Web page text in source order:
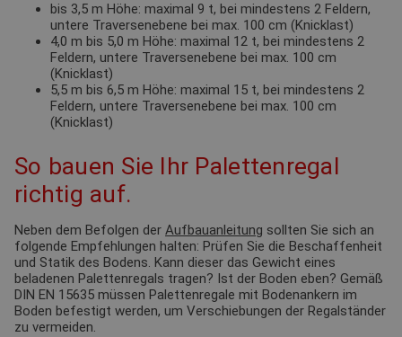
bis 3,5 m Höhe: maximal 9 t, bei mindestens 2 Feldern,
untere Traversenebene bei max. 100 cm (Knicklast)
4,0 m bis 5,0 m Höhe: maximal 12 t, bei mindestens 2
Feldern, untere Traversenebene bei max. 100 cm
(Knicklast)
5,5 m bis 6,5 m Höhe: maximal 15 t, bei mindestens 2
Feldern, untere Traversenebene bei max. 100 cm
(Knicklast)
So bauen Sie Ihr Palettenregal
richtig auf.
Neben dem Befolgen der Aufbauanleitung sollten Sie sich an
folgende Empfehlungen halten: Prüfen Sie die Beschaffenheit
und Statik des Bodens. Kann dieser das Gewicht eines
beladenen Palettenregals tragen? Ist der Boden eben? Gemäß
DIN EN 15635 müssen Palettenregale mit Bodenankern im
Boden befestigt werden, um Verschiebungen der Regalständer
zu vermeiden.